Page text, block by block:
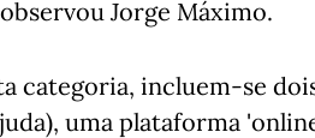
Jorge Máximo.
categoria, incluem-se
uma plataforma